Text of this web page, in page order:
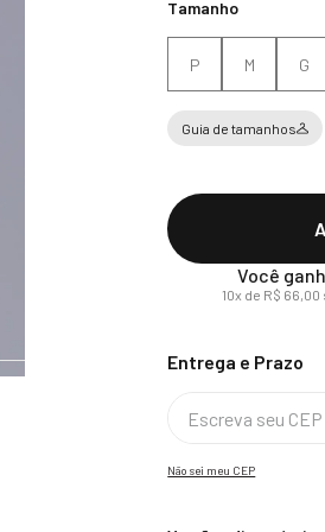
Tamanho
P M G
Guia de tamanhos
Você
10x de R$ 66,00
Não sei meu CEP